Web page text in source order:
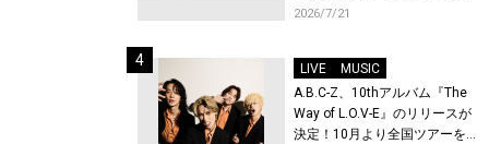
定！メンバー全員から喜びと
先行上映会を開催！
2026/7/21
LIVE
MUSIC
A.B.C-Z、10thアルバム『The
Way of L.O.V-E』のリリースが
決定！10月より全国ツアーを